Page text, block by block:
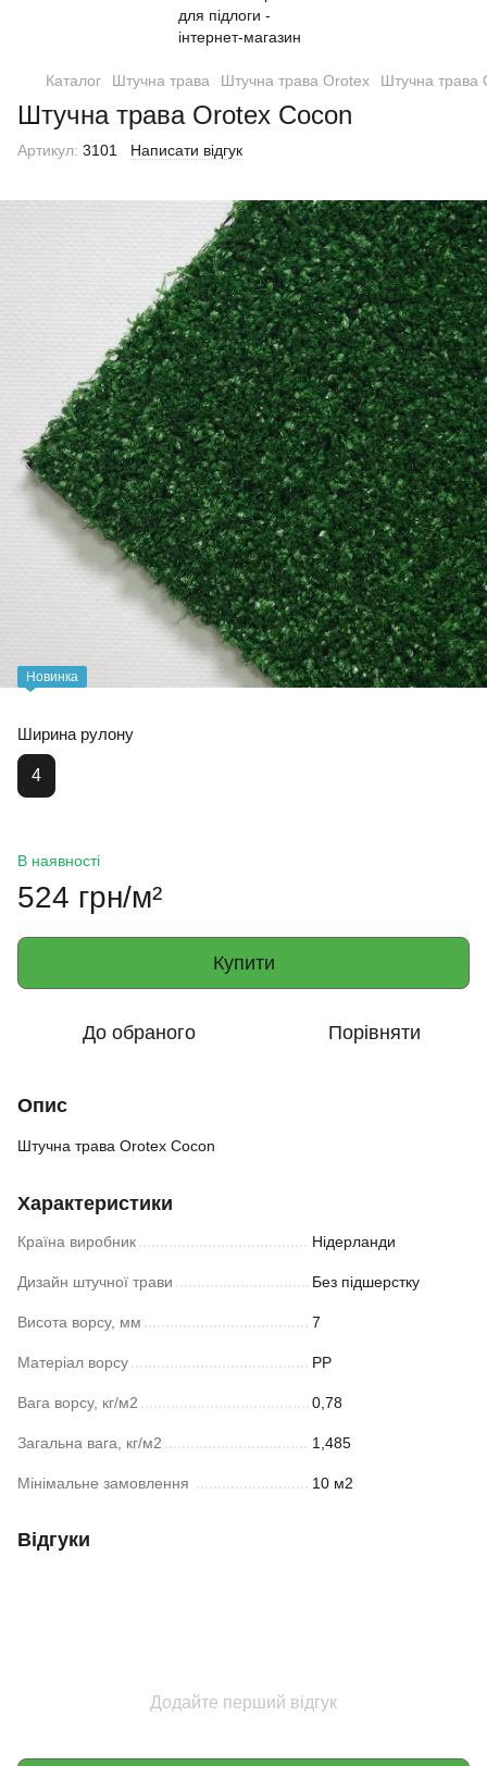
Каталог Штучна трава Штучна трава Orotex Штучна трава
Штучна трава Orotex Cocon
Артикул: 3101 Написати відгук
Новинка
Ширина рулону
4
В наявності
524 грн/м²
Купити
До обраного Порівняти
Опис
Штучна трава Orotex Cocon
Характеристики
Країна виробник Нідерланди
Дизайн штучної трави Без підшерстку
Висота ворсу, мм 7
Матеріал ворсу PP
Вага ворсу, кг/м2 0,78
Загальна вага, кг/м2 1,485
Мінімальне замовлення 10 м2
Відгуки
Додайте перший відгук